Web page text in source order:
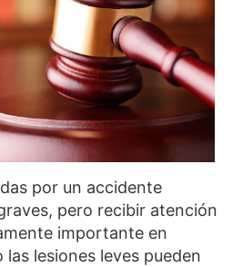
por un accidente
pero recibir atención
importante en
lesiones leves pueden